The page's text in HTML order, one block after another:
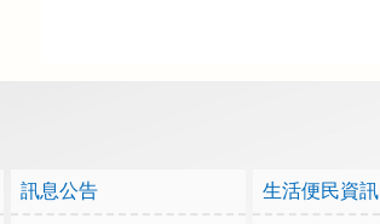
訊息公告 生活便民資訊